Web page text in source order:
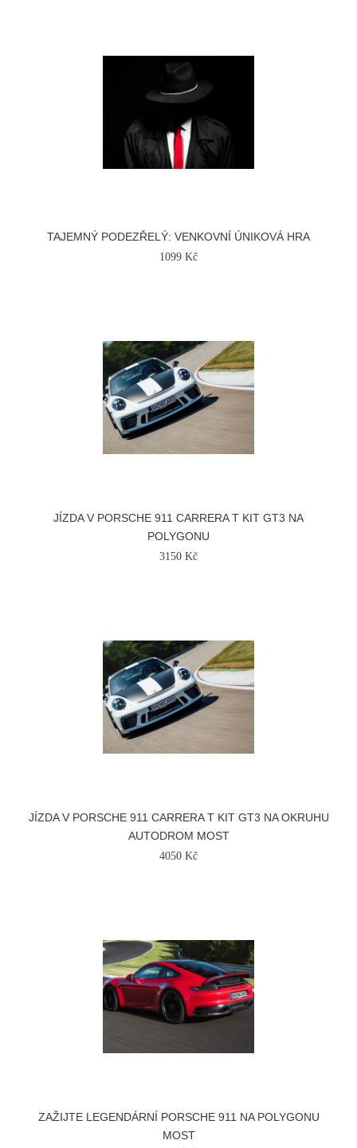
TAJEMNÝ PODEZŘELÝ: VENKOVNÍ ÚNIKOVÁ HRA
1099 Kč
JÍZDA V PORSCHE 911 CARRERA T KIT GT3 NA
POLYGONU
3150 Kč
JÍZDA V PORSCHE 911 CARRERA T KIT GT3 NA OKRUHU
AUTODROM MOST
4050 Kč
ZAŽIJTE LEGENDÁRNÍ PORSCHE 911 NA POLYGONU
MOST